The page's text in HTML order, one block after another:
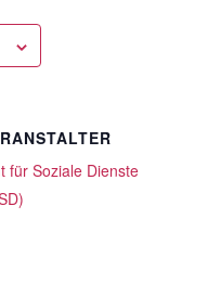
für Soziale Dienste